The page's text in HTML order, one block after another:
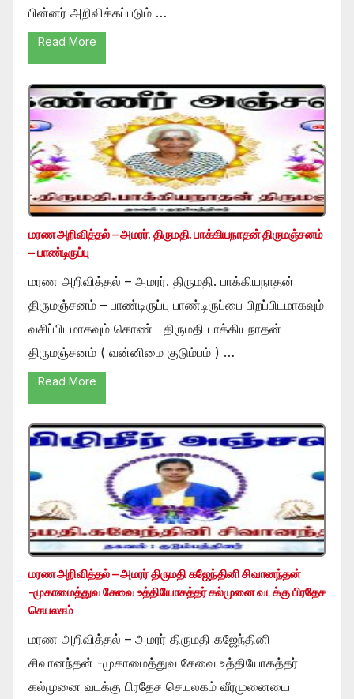
பின்னர் அறிவிக்கப்படும் …
Read More
மரண அறிவித்தல் – அமரர். திருமதி. பாக்கியநாதன் திருமஞ்சனம்
– பாண்டிருப்பு
மரண அறிவித்தல் – அமரர். திருமதி. பாக்கியநாதன்
திருமஞ்சனம் – பாண்டிருப்பு பாண்டிருப்பை பிறப்பிடமாகவும்
வசிப்பிடமாகவும் கொண்ட திருமதி பாக்கியநாதன்
திருமஞ்சனம் ( வன்னிமை குடும்பம் ) …
Read More
மரண அறிவித்தல் – அமரர் திருமதி கஜேந்தினி சிவானந்தன்
-முகாமைத்துவ சேவை உத்தியோகத்தர் கல்முனை வடக்கு பிரதேச
செயலகம்
மரண அறிவித்தல் – அமரர் திருமதி கஜேந்தினி
சிவானந்தன் -முகாமைத்துவ சேவை உத்தியோகத்தர்
கல்முனை வடக்கு பிரதேச செயலகம் வீரமுனையை